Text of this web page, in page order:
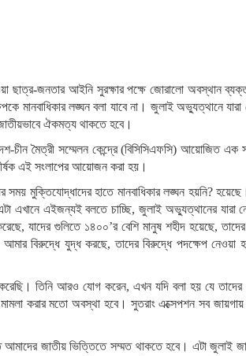
জনতার আইনি সুরক্ষার পক্ষে জোরালো অবস্থান ব্যক্ত
মানবাধিকার লঙ্ঘন বলা যাবে না। জুলাই অভ্যুত্থানে
ঐকমত্য থাকতে হবে।
চীন মৈত্রী সম্মেলন কেন্দ্রে (বিসিসিএফসি) আয়োজিত
এই সংলাপের আয়োজন করা হয়।
সময় মুক্তিযোদ্ধাদের হাতে মানবাধিকার লঙ্ঘন হয়নি?
এইজন্যই বলতে চাচ্ছি, জুলাই অভ্যুত্থানের যারা
যাদের গুলিতে ১৪০০’র বেশি মানুষ শহীদ হয়েছে,
আমার বিরুদ্ধে যুদ্ধ করছে, তাদের বিরুদ্ধে পদক্ষেপ নেওয়া
তিনি আরও যোগ করেন, এখন যদি বলা হয় যে তাদের
মামলা করার মতো অবস্থা হবে। সুতরাং এক্সেপশন সব
আমাদের জাতীয় ভিত্তিতে সম্মত থাকতে হবে। এটা জুলাই